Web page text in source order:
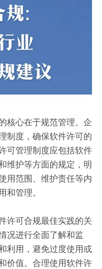
核心在于规范管理。企
制度，确保软件许可的
可管理制度应包括软件
维护等方面的规定，明
用范围、维护责任等内
管理。
许可合规最佳实践的关
况进行全面了解和监
利用，避免过度使用或
价值。合理使用软件许